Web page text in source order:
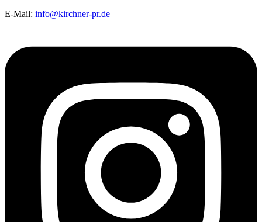
E-Mail: info@kirchner-pr.de